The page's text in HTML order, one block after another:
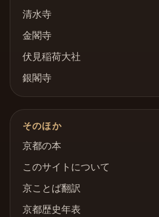
清水寺
金閣寺
伏見稲荷大社
銀閣寺
そのほか
京都の本
このサイトについて
京ことば翻訳
京都歴史年表